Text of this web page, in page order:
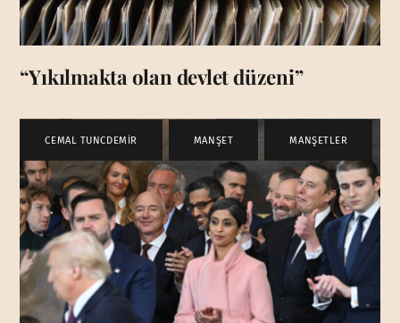
“Yıkılmakta olan devlet düzeni”
CEMAL TUNCDEMİR MANŞET MANŞETLER